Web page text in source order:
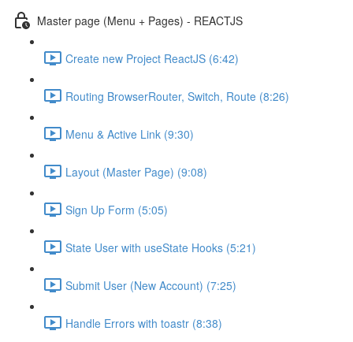
Master page (Menu + Pages) - REACTJS
Create new Project ReactJS (6:42)
Routing BrowserRouter, Switch, Route (8:26)
Menu & Active Link (9:30)
Layout (Master Page) (9:08)
Sign Up Form (5:05)
State User with useState Hooks (5:21)
Submit User (New Account) (7:25)
Handle Errors with toastr (8:38)